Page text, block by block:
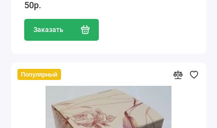
50р.
Заказать
Популярный